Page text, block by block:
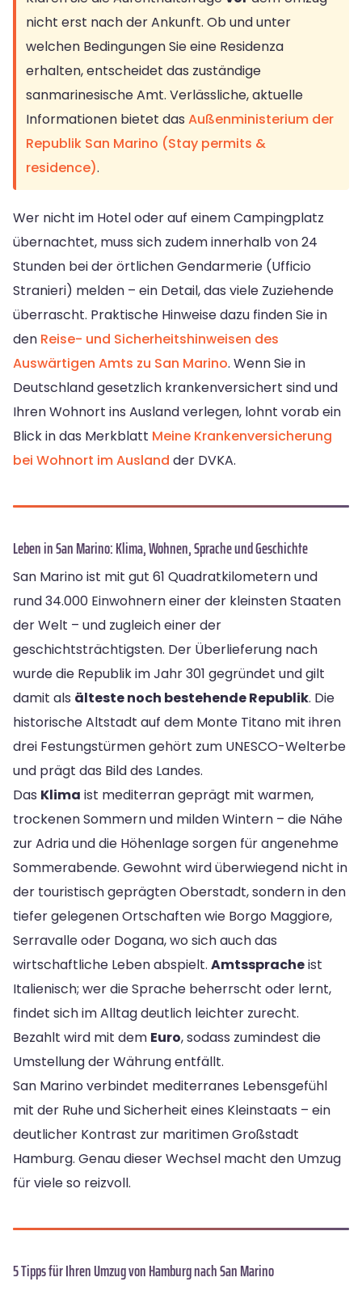
nicht erst nach der Ankunft. Ob und unter
welchen Bedingungen Sie eine Residenza
erhalten, entscheidet das zuständige
sanmarinesische Amt. Verlässliche, aktuelle
Informationen bietet das Außenministerium der
Republik San Marino (Stay permits &
residence).
Wer nicht im Hotel oder auf einem Campingplatz
übernachtet, muss sich zudem innerhalb von 24
Stunden bei der örtlichen Gendarmerie (Ufficio
Stranieri) melden – ein Detail, das viele Zuziehende
überrascht. Praktische Hinweise dazu finden Sie in
den Reise- und Sicherheitshinweisen des
Auswärtigen Amts zu San Marino. Wenn Sie in
Deutschland gesetzlich krankenversichert sind und
Ihren Wohnort ins Ausland verlegen, lohnt vorab ein
Blick in das Merkblatt Meine Krankenversicherung
bei Wohnort im Ausland der DVKA.
Leben in San Marino: Klima, Wohnen, Sprache und Geschichte
San Marino ist mit gut 61 Quadratkilometern und
rund 34.000 Einwohnern einer der kleinsten Staaten
der Welt – und zugleich einer der
geschichtsträchtigsten. Der Überlieferung nach
wurde die Republik im Jahr 301 gegründet und gilt
damit als älteste noch bestehende Republik. Die
historische Altstadt auf dem Monte Titano mit ihren
drei Festungstürmen gehört zum UNESCO-Welterbe
und prägt das Bild des Landes.
Das Klima ist mediterran geprägt mit warmen,
trockenen Sommern und milden Wintern – die Nähe
zur Adria und die Höhenlage sorgen für angenehme
Sommerabende. Gewohnt wird überwiegend nicht in
der touristisch geprägten Oberstadt, sondern in den
tiefer gelegenen Ortschaften wie Borgo Maggiore,
Serravalle oder Dogana, wo sich auch das
wirtschaftliche Leben abspielt. Amtsspracheist
Italienisch; wer die Sprache beherrscht oder lernt,
findet sich im Alltag deutlich leichter zurecht.
Bezahlt wird mit dem Euro, sodass zumindest die
Umstellung der Währung entfällt.
San Marino verbindet mediterranes Lebensgefühl
mit der Ruhe und Sicherheit eines Kleinstaats – ein
deutlicher Kontrast zur maritimen Großstadt
Hamburg. Genau dieser Wechsel macht den Umzug
für viele so reizvoll.
5 Tipps für Ihren Umzug von Hamburg nach San Marino